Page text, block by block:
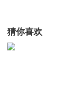
乾隆把清朝断
猜你喜欢